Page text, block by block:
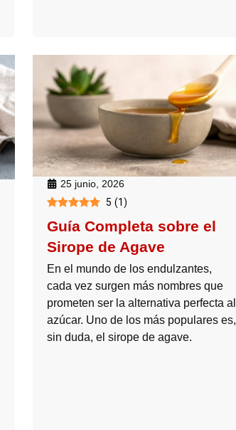
25 junio, 2026
5 (1)
Guía Completa sobre el
Sirope de Agave
En el mundo de los endulzantes,
cada vez surgen más nombres que
prometen ser la alternativa perfecta al
azúcar. Uno de los más populares es,
sin duda, el sirope de agave.